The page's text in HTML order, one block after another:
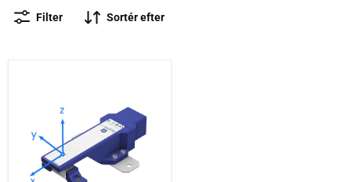
Filter Sortér efter